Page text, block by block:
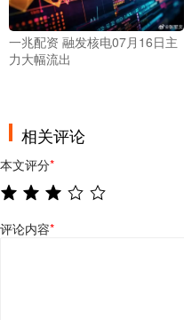
一兆配资 融发核电07月16日主
力大幅流出
相关评论
本文评分*
评论内容*